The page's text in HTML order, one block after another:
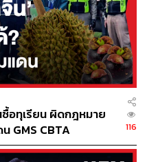
มนตรีคนหนึ่งระบุว่า สตาร์
ต่างว่า จะเดินหน้าไปยัง
ชาติ โดยจะมีการตัดสินใจ
ชุมในวันที่ 13 พฤษภาคม
ลี่ยนตัวผู้นำขณะนี้ อาจเข้า
นึ่งระบายความในใจว่า
คน เขาไม่รู้ว่าใครกำลัง
คนมาถึงจุดนี้ได้อย่างไร
ซื้อทุเรียน ผิดกฎหมาย
GMS CBTA
116